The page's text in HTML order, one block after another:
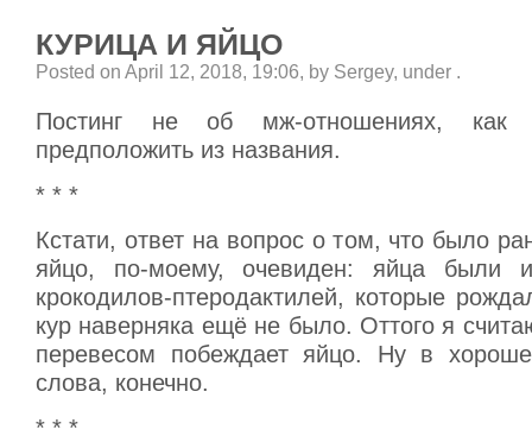
КУРИЦА И ЯЙЦО
Posted on April 12, 2018, 19:06, by Sergey, under .
Постинг не об мж-отношениях,
предположить из названия.
* * *
Кстати, ответ на вопрос о том, что было
яйцо, по-моему, очевиден: яйца были
крокодилов-птеродактилей, которые
кур наверняка ещё не было. Оттого я
перевесом побеждает яйцо. Ну в
слова, конечно.
* * *